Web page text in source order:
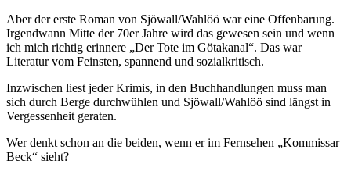
Aber der erste Roman von Sjöwall/Wahlöö war eine Offenbarung.
Irgendwann Mitte der 70er Jahre wird das gewesen sein und wenn
ich mich richtig erinnere „Der Tote im Götakanal“. Das war
Literatur vom Feinsten, spannend und sozialkritisch.
Inzwischen liest jeder Krimis, in den Buchhandlungen muss man
sich durch Berge durchwühlen und Sjöwall/Wahlöö sind längst in
Vergessenheit geraten.
Wer denkt schon an die beiden, wenn er im Fernsehen „Kommissar
Beck“ sieht?